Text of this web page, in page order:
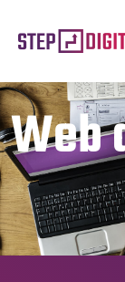
Web